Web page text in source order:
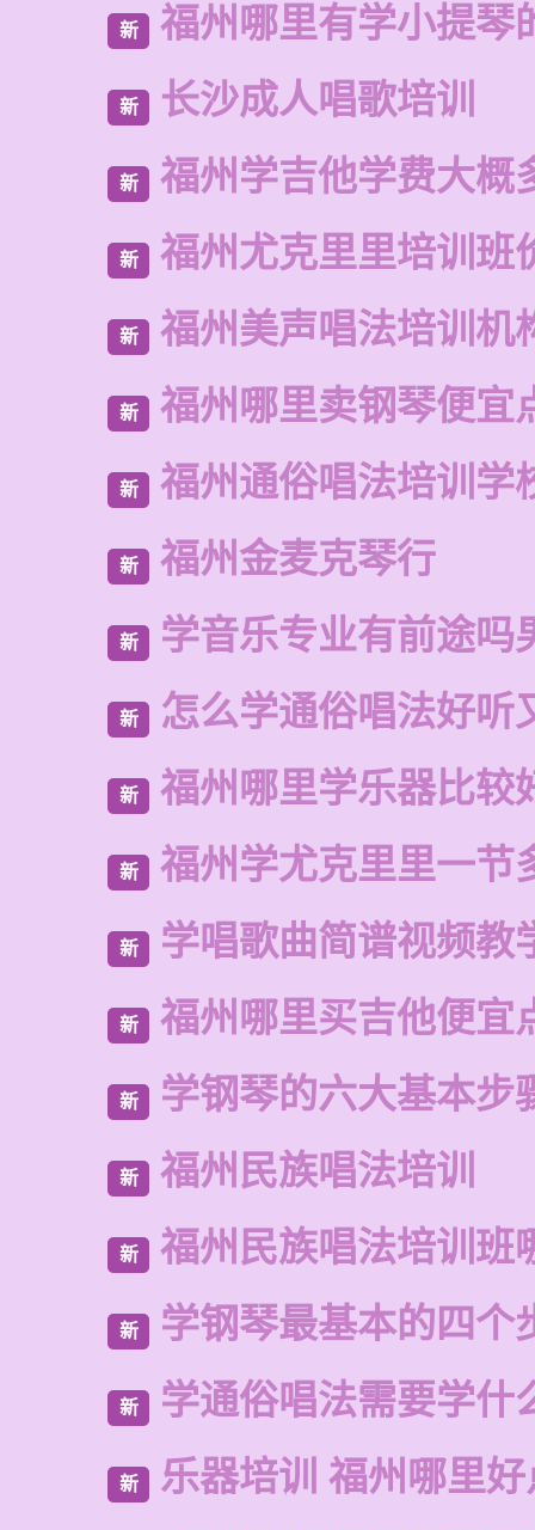
新 福州哪里有学小提琴
新 长沙成人唱歌培训
新 福州学吉他学费大概
新 福州尤克里里培训班
新 福州美声唱法培训机
新 福州哪里卖钢琴便宜
新 福州通俗唱法培训学
新 福州金麦克琴行
新 学音乐专业有前途吗
新 怎么学通俗唱法好听
新 福州哪里学乐器比较
新 福州学尤克里里一节
新 学唱歌曲简谱视频教
新 福州哪里买吉他便宜
新 学钢琴的六大基本步
新 福州民族唱法培训
新 福州民族唱法培训班
新 学钢琴最基本的四个
新 学通俗唱法需要学什
新 乐器培训 福州哪里